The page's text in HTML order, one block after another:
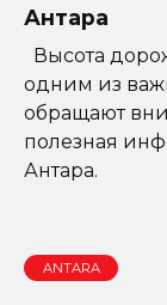
Антара
Высота
одним из
обращают
полезная
Антара.
ANTARA